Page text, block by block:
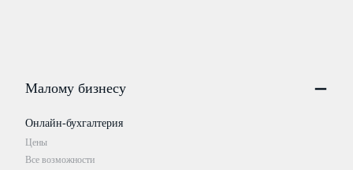
Малому бизнесу
Онлайн-бухгалтерия
Цены
Все возможности